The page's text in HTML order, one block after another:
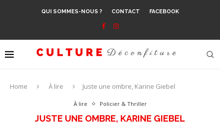
QUI SOMMES-NOUS ? CONTACT FACEBOOK
Home À lire Juste une ombre, Karine Giebel
À lire Policier & Thriller
JUSTE UNE OMBRE, KARINE GIEBEL